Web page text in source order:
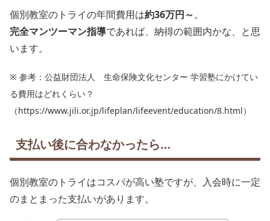
個別教室のトライの年間費用は約36万円～。
完全マンツーマン指導であれば、納得の範囲内かな、と思
います。
※ 参考：公益財団法人 生命保険文化センター 学習塾にかけてい
る費用はどれくらい？
（https://www.jili.or.jp/lifeplan/lifeevent/education/8.html）
支払い後に合わなかったら…
個別教室のトライはコスパが高い塾ですが、入会時に一定
のまとまった支払いがあります。